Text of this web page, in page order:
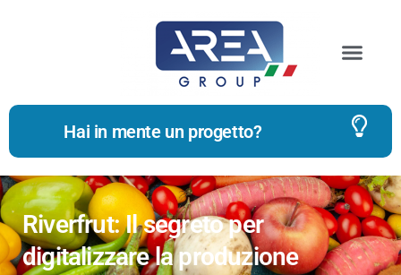
Hai in mente un progetto?
Riverfrut: Il segreto per
digitalizzare la produzione